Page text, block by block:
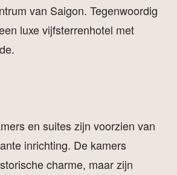
van Saigon. Tegenwoordig
luxe vijfsterrenhotel met
en suites zijn voorzien van
inrichting. De kamers
charme, maar zijn